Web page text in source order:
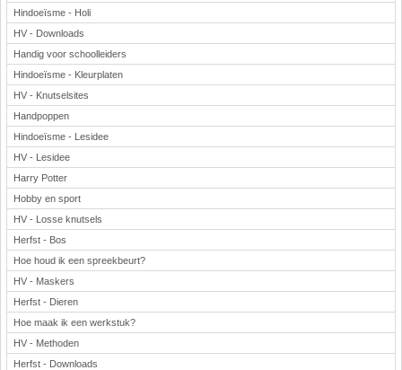
Hindoeïsme - Holi
HV - Downloads
Handig voor schoolleiders
Hindoeïsme - Kleurplaten
HV - Knutselsites
Handpoppen
Hindoeïsme - Lesidee
HV - Lesidee
Harry Potter
Hobby en sport
HV - Losse knutsels
Herfst - Bos
Hoe houd ik een spreekbeurt?
HV - Maskers
Herfst - Dieren
Hoe maak ik een werkstuk?
HV - Methoden
Herfst - Downloads